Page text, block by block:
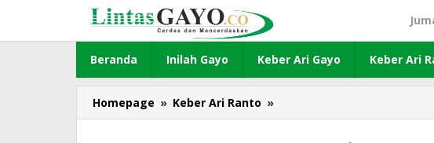
konten
Beranda Inilah Gayo Keber Ari Gayo Keber Ari
Homepage » Keber Ari Ranto »
Menjadi